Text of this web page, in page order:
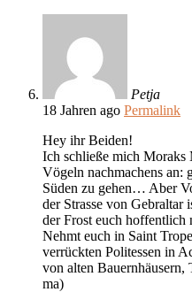
Petja
18 Jahren ago Permalink
Hey ihr Beiden!
Ich schließe mich Moraks
Vögeln nachmachens an:
Süden zu gehen… Aber
der Strasse von Gebraltar
der Frost euch
Nehmt euch in Saint
verrückten Politessen in
von alten
ma)